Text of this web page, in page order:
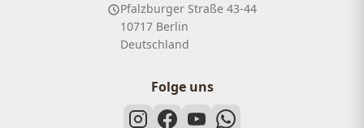
Pfalzburger Straße 43-44
10717 Berlin
Deutschland
Folge uns